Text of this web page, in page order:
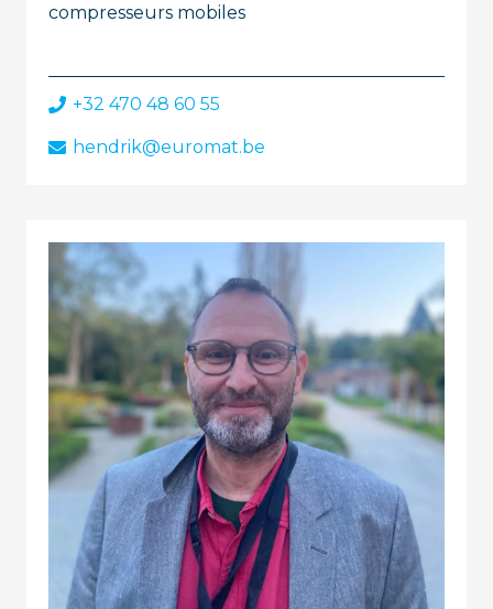
compresseurs mobiles
+32 470 48 60 55
hendrik@euromat.be